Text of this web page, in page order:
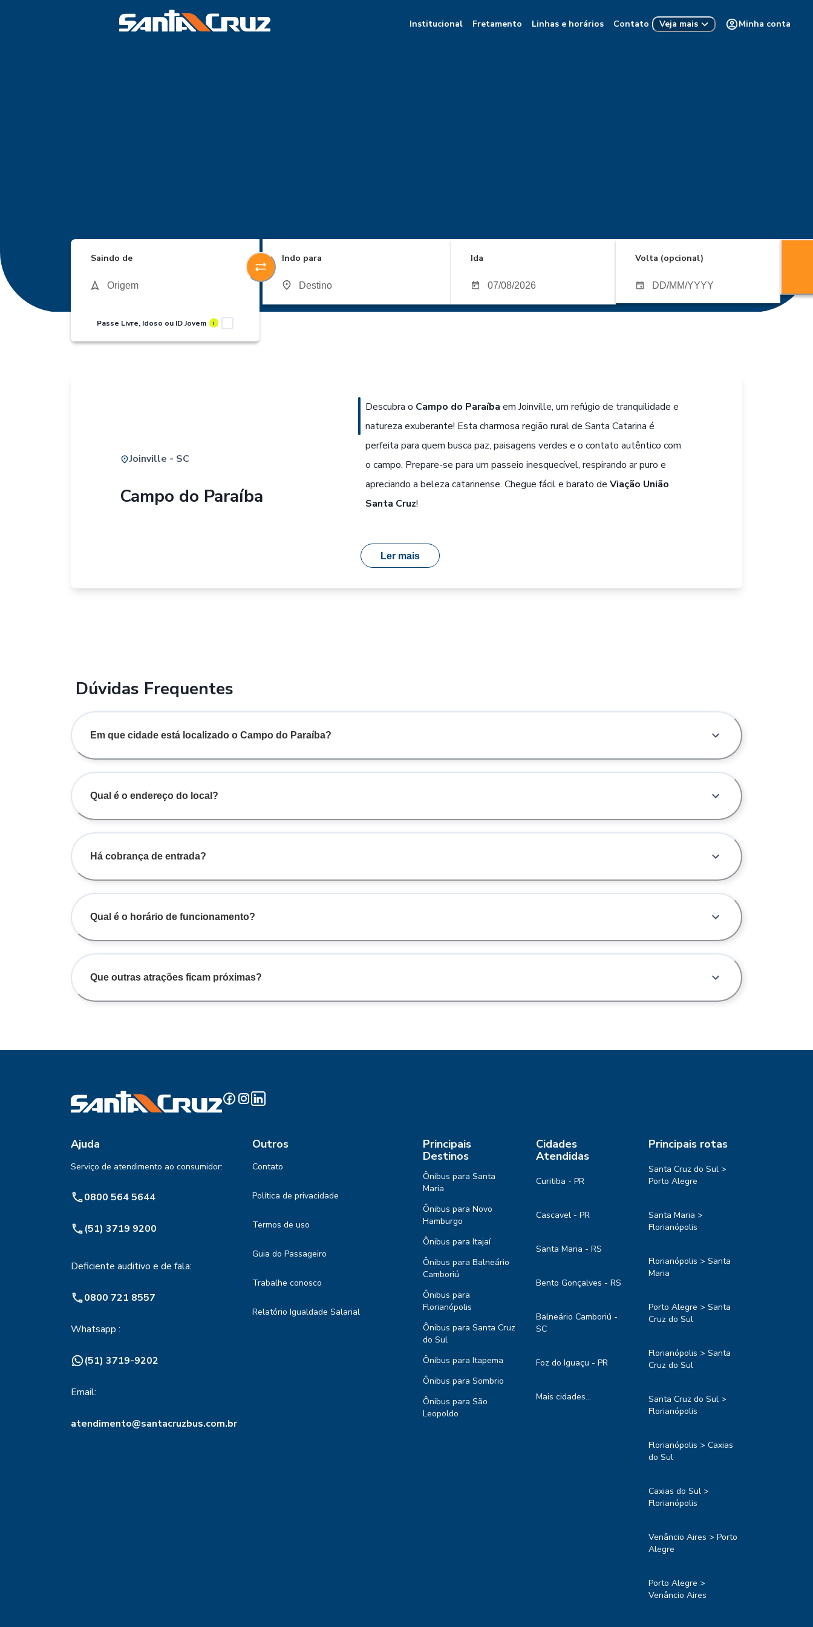
Institucional Fretamento Linhas e horários Contato Veja mais Minha conta
Saindo de
Passe Livre, Idoso ou ID Jovem i
Indo para Ida Volta (opcional)
Joinville - SC
Campo do Paraíba
Descubra o Campo do Paraíba em Joinville, um refúgio de tranquilidade e
natureza exuberante! Esta charmosa região rural de Santa Catarina é
perfeita para quem busca paz, paisagens verdes e o contato autêntico com
o campo. Prepare-se para um passeio inesquecível, respirando ar puro e
apreciando a beleza catarinense. Chegue fácil e barato deViação União
Santa Cruz!
Ler mais
Dúvidas Frequentes
Em que cidade está localizado o Campo do Paraíba?
Qual é o endereço do local?
Há cobrança de entrada?
Qual é o horário de funcionamento?
Que outras atrações ficam próximas?
Ajuda
Serviço de atendimento ao consumidor:
0800 564 5644
(51) 3719 9200
Deficiente auditivo e de fala:
0800 721 8557
Whatsapp :
(51) 3719-9202
Email:
atendimento@santacruzbus.com.br
Outros
Contato
Política de privacidade
Termos de uso
Guia do Passageiro
Trabalhe conosco
Relatório Igualdade Salarial
Principais
Destinos
Ônibus para Santa
Maria
Ônibus para Novo
Hamburgo
Ônibus para Itajaí
Ônibus para Balneário
Camboriú
Ônibus para
Florianópolis
Ônibus para Santa Cruz
do Sul
Ônibus para Itapema
Ônibus para Sombrio
Ônibus para São
Leopoldo
Cidades
Atendidas
Curitiba - PR
Cascavel - PR
Santa Maria - RS
Bento Gonçalves - RS
Balneário Camboriú -
SC
Foz do Iguaçu - PR
Mais cidades...
Principais rotas
Santa Cruz do Sul >
Porto Alegre
Santa Maria >
Florianópolis
Florianópolis > Santa
Maria
Porto Alegre > Santa
Cruz do Sul
Florianópolis > Santa
Cruz do Sul
Santa Cruz do Sul >
Florianópolis
Florianópolis > Caxias
do Sul
Caxias do Sul >
Florianópolis
Venâncio Aires > Porto
Alegre
Porto Alegre >
Venâncio Aires